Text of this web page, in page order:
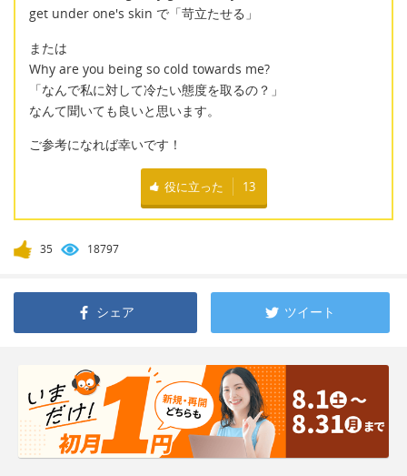
get under one's skin で「苛立たせる」
または
Why are you being so cold towards me?
「なんで私に対して冷たい態度を取るの？」
なんて聞いても良いと思います。
ご参考になれば幸いです！
役に立った 13
35 18797
シェア ツイート